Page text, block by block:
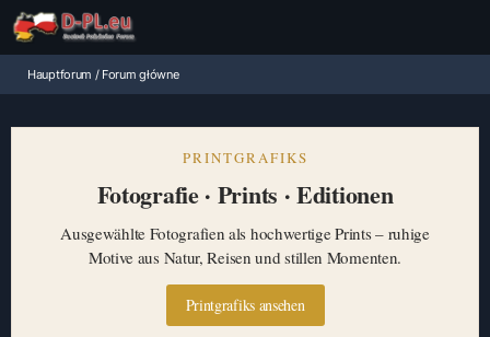
Hauptforum / Forum główne
PRINTGRAFIKS
Fotografie · Prints · Editionen
Ausgewählte Fotografien als hochwertige Prints – ruhige
Motive aus Natur, Reisen und stillen Momenten.
Printgrafiks ansehen